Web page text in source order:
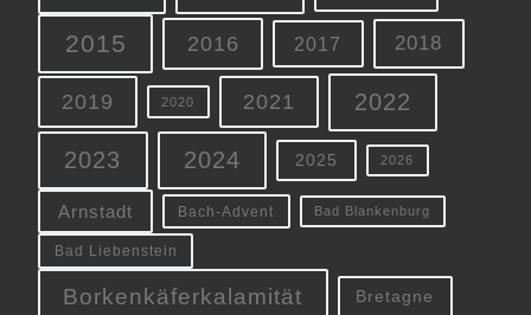
2015 2016 2017 2018
2019 2020 2021 2022
2023 2024 2025 2026
Arnstadt Bach-Advent Bad Blankenburg
Bad Liebenstein
Borkenkäferkalamität Bretagne